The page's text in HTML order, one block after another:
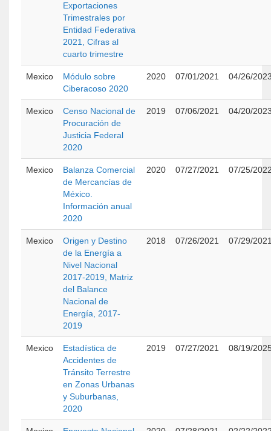
Exportaciones
Trimestrales por
Entidad Federativa
2021, Cifras al
cuarto trimestre
Mexico
Módulo sobre
Ciberacoso 2020
2020 07/01/2021 04/26/
Mexico
Censo Nacional de
Procuración de
Justicia Federal
2020
2019 07/06/2021 04/20/
Mexico
Balanza Comercial
de Mercancías de
México.
Información anual
2020
2020 07/27/2021 07/25/
Mexico
Origen y Destino
de la Energía a
Nivel Nacional
2017-2019, Matriz
del Balance
Nacional de
Energía, 2017-
2019
2018 07/26/2021 07/29/
Mexico
Estadística de
Accidentes de
Tránsito Terrestre
en Zonas Urbanas
y Suburbanas,
2020
2019 07/27/2021 08/19/